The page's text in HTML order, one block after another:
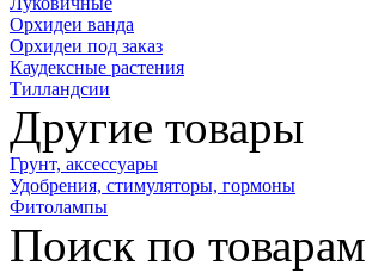
Орхидеи ванда
Орхидеи под заказ
Каудексные растения
Тилландсии
Другие товары
Грунт, аксессуары
Удобрения, стимуляторы, гормоны
Фитолампы
Поиск по товарам